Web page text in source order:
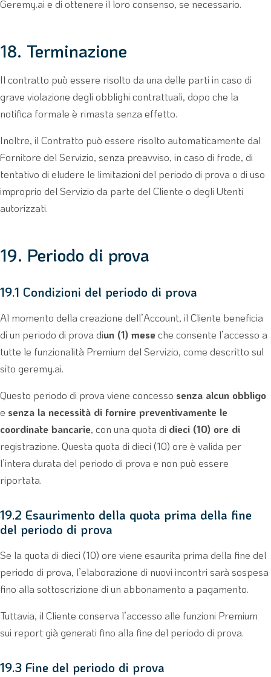
Geremy.ai e di ottenere il loro consenso, se necessario.
18. Terminazione
Il contratto può essere risolto da una delle parti in caso di
grave violazione degli obblighi contrattuali, dopo che la
notifica formale è rimasta senza effetto.
Inoltre, il Contratto può essere risolto automaticamente dal
Fornitore del Servizio, senza preavviso, in caso di frode, di
tentativo di eludere le limitazioni del periodo di prova o di uso
improprio del Servizio da parte del Cliente o degli Utenti
autorizzati.
19. Periodo di prova
19.1 Condizioni del periodo di prova
Al momento della creazione dell’Account, il Cliente beneficia
di un periodo di prova diun (1) meseche consente l’accesso a
tutte le funzionalità Premium del Servizio, come descritto sul
sito geremy.ai.
Questo periodo di prova viene concesso senza alcun obbligo
e senza la necessità di fornire preventivamente le
coordinate bancarie, con una quota di dieci (10) ore di
registrazione. Questa quota di dieci (10) ore è valida per
l’intera durata del periodo di prova e non può essere
riportata.
19.2 Esaurimento della quota prima della fine
del periodo di prova
Se la quota di dieci (10) ore viene esaurita prima della fine del
periodo di prova, l’elaborazione di nuovi incontri sarà sospesa
fino alla sottoscrizione di un abbonamento a pagamento.
Tuttavia, il Cliente conserva l’accesso alle funzioni Premium
sui report già generati fino alla fine del periodo di prova.
19.3 Fine del periodo di prova